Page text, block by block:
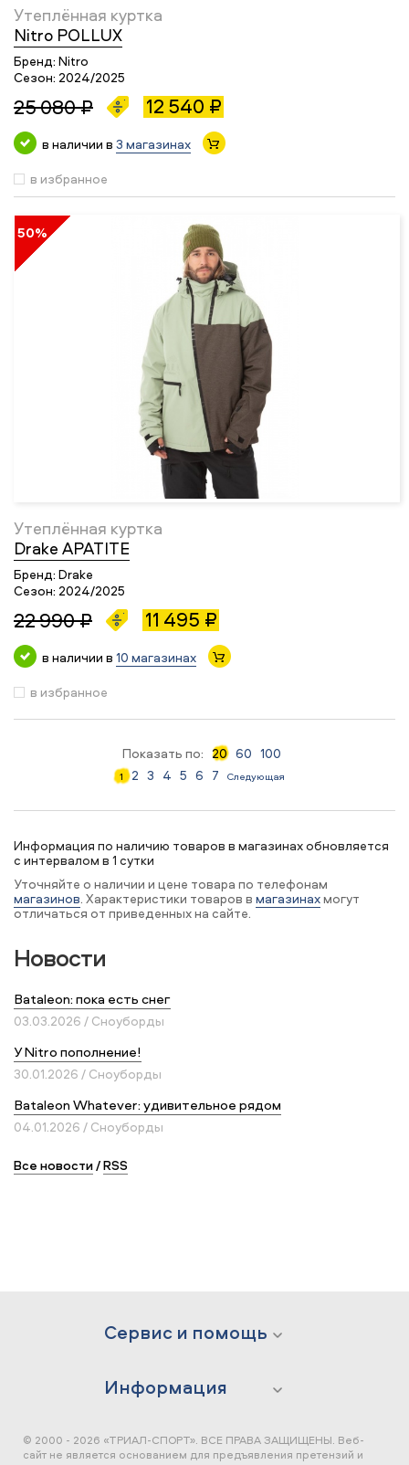
Утеплённая куртка
Nitro POLLUX
Бренд: Nitro
Сезон: 2024/2025
25 080 ₽ 12 540 ₽
в наличии в 3 магазинах
в избранное
50%
Утеплённая куртка
Drake APATITE
Бренд: Drake
Сезон: 2024/2025
22 990 ₽ 11 495 ₽
в наличии в 10 магазинах
в избранное
Показать по: 20 60 100
1 2 3 4 5 6 7 Следующая
Информация по наличию товаров в магазинах обновляется
с интервалом в 1 сутки
Уточняйте о наличии и цене товара по телефонам
магазинов. Характеристики товаров в магазинахмогут
отличаться от приведенных на сайте.
Новости
Bataleon: пока есть снег
03.03.2026 / Сноуборды
У Nitro пополнение!
30.01.2026 / Сноуборды
Bataleon Whatever: удивительное рядом
04.01.2026 / Сноуборды
Все новости/RSS
Сервис и помощь
Информация
© 2000 - 2026 «ТРИАЛ-СПОРТ». ВСЕ ПРАВА ЗАЩИЩЕНЫ. Веб-
сайт не является основанием для предъявления претензий и